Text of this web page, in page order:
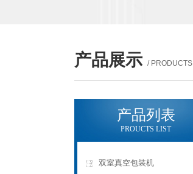
产品展示 / PRODUCTS
产品列表
PROUCTS LIST
双室真空包装机